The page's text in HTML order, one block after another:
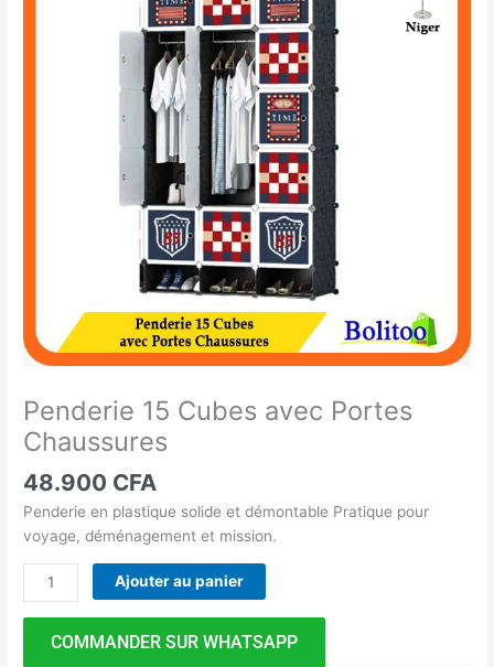
Penderie 15 Cubes avec Portes
Chaussures
48.900 CFA
Penderie en plastique solide et démontable Pratique pour
voyage, déménagement et mission.
Ajouter au panier
COMMANDER SUR WHATSAPP